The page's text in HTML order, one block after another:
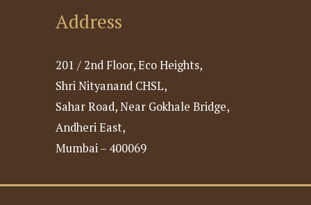
Address
201 / 2nd Floor, Eco Heights,
Shri Nityanand CHSL,
Sahar Road, Near Gokhale Bridge,
Andheri East,
Mumbai – 400069